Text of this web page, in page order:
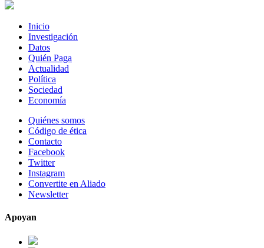
Inicio
Investigación
Datos
Quién Paga
Actualidad
Política
Sociedad
Economía
Quiénes somos
Código de ética
Contacto
Facebook
Twitter
Instagram
Convertite en Aliado
Newsletter
Apoyan